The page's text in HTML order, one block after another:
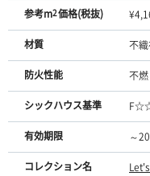
参考m2価格(税抜)
材質 不
防火性能 不燃
シックハウス基準
有効期限 ～
コレクション名